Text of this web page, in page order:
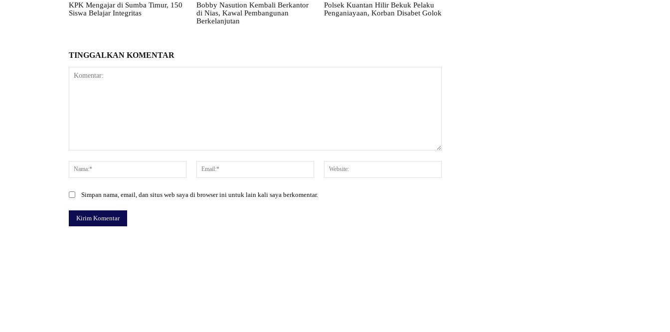
KPK Mengajar di Sumba Timur, 150
Siswa Belajar Integritas
Bobby Nasution Kembali Berkantor
di Nias, Kawal Pembangunan
Berkelanjutan
Polsek Kuantan Hilir Bekuk Pelaku
Penganiayaan, Korban Disabet Golok
TINGGALKAN KOMENTAR
Nama:*
Email:*
Simpan nama, email, dan situs web saya di browser ini untuk lain kali saya berkomentar.